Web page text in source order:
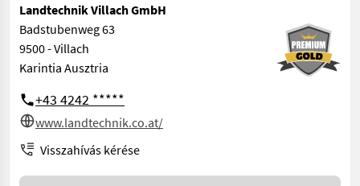
Landtechnik Villach GmbH
Badstubenweg 63
9500 - Villach
Karintia Ausztria
+43 4242 *****
www.landtechnik.co.at/
Visszahívás kérése